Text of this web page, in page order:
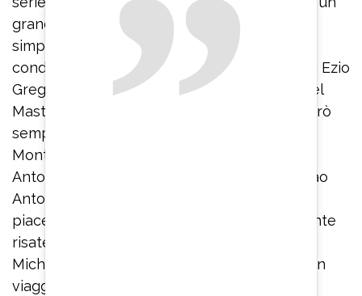
grande professionista un signore cordiale,
simpatico, educato. Un abbraccio e
condoglianze alla sua famiglia”, è il ricordo di Ezio
Greggio. “Ciao caro Antonello sei stato un bel
Mastro Titta nel nostro Rugantino. Ti ricorderò
sempre con affetto”, ha scritto Enrico
Montesano. A piangere la scomparsa di
Antonello Fassari è anche Nina Soldano: “Ciao
Antonello! Girare e viverti sul set è stato un
piacere immenso. Simpatico, educato e quante
risate. Era il 2023 ‘Flaminia’ opera prima di
Michela Giraud. Ancora non ci credo. Fai buon
viaggio”.